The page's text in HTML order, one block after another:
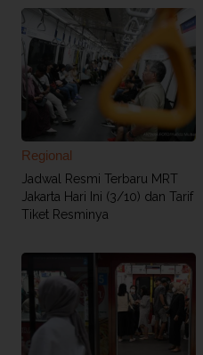
Regional
Jadwal Resmi Terbaru MRT
Jakarta Hari Ini (3/10) dan Tarif
Tiket Resminya